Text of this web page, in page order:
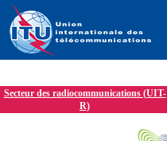
Secteur des radiocommunications (UIT-
R)